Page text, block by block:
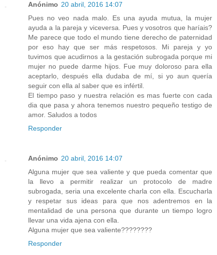
Anónimo 20 abril, 2016 14:07
Pues no veo nada malo. Es una ayuda mutua, la mujer
ayuda a la pareja y viceversa. Pues y vosotros que haríais?
Me parece que todo el mundo tiene derecho de paternidad
por eso hay que ser más respetosos. Mi pareja y yo
tuvimos que acudirnos a la gestación subrogada porque mi
mujer no puede darme hijos. Fue muy doloroso para ella
aceptarlo, después ella dudaba de mí, si yo aun quería
seguir con ella al saber que es infértil.
El tiempo paso y nuestra relación es mas fuerte con cada
dia que pasa y ahora tenemos nuestro pequeño testigo de
amor. Saludos a todos
Responder
Anónimo 20 abril, 2016 14:07
Alguna mujer que sea valiente y que pueda comentar que
la llevo a permitir realizar un protocolo de madre
subrogada, seria una excelente charla con ella. Escucharla
y respetar sus ideas para que nos adentremos en la
mentalidad de una persona que durante un tiempo logro
llevar una vida ajena con ella.
Alguna mujer que sea valiente????????
Responder